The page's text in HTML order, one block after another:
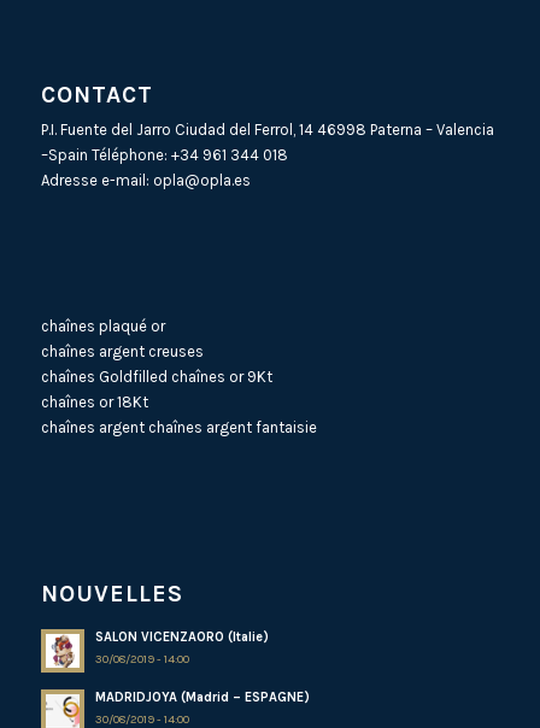
CONTACT
P.I. Fuente del Jarro Ciudad del Ferrol, 14 46998 Paterna – Valencia
–Spain Téléphone: +34 961 344 018
Adresse e-mail: opla@opla.es
chaînes plaqué or
chaînes argent creuses
chaînes Goldfilled chaînes or 9Kt
chaînes or 18Kt
chaînes argent chaînes argent fantaisie
NOUVELLES
SALON VICENZAORO (Italie)
30/08/2019 - 14:00
MADRIDJOYA (Madrid – ESPAGNE)
30/08/2019 - 14:00